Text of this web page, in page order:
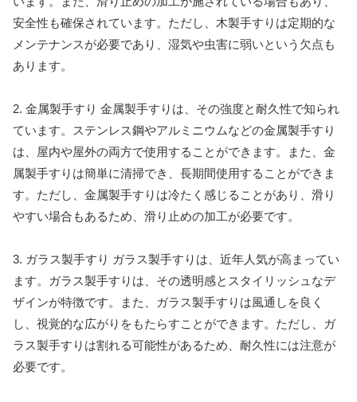
安全性も確保されています。ただし、木製手すりは定期的な
メンテナンスが必要であり、湿気や虫害に弱いという欠点も
あります。
2. 金属製手すり 金属製手すりは、その強度と耐久性で知られ
ています。ステンレス鋼やアルミニウムなどの金属製手すり
は、屋内や屋外の両方で使用することができます。また、金
属製手すりは簡単に清掃でき、長期間使用することができま
す。ただし、金属製手すりは冷たく感じることがあり、滑り
やすい場合もあるため、滑り止めの加工が必要です。
3. ガラス製手すり ガラス製手すりは、近年人気が高まってい
ます。ガラス製手すりは、その透明感とスタイリッシュなデ
ザインが特徴です。また、ガラス製手すりは風通しを良く
し、視覚的な広がりをもたらすことができます。ただし、ガ
ラス製手すりは割れる可能性があるため、耐久性には注意が
必要です。